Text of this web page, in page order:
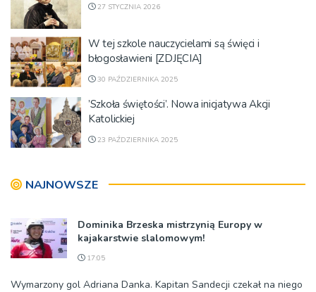
27 STYCZNIA 2026
W tej szkole nauczycielami są święci i
błogosławieni [ZDJĘCIA]
30 PAŹDZIERNIKA 2025
’Szkoła świętości’. Nowa inicjatywa Akcji
Katolickiej
23 PAŹDZIERNIKA 2025
NAJNOWSZE
Dominika Brzeska mistrzynią Europy w
kajakarstwie slalomowym!
17:05
Wymarzony gol Adriana Danka. Kapitan Sandecji czekał na niego